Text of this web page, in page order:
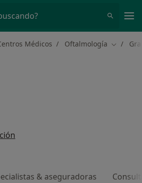
Médicos Oftalmología Cambiar
& aseguradoras